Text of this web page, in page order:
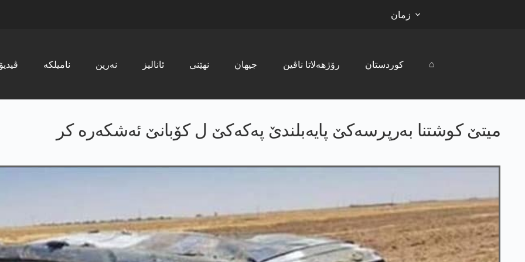
زمان
ڤیدیۆ نامیلکە نەرین ئانالیز نھێنی جیھان رۆژھەلاتا ناڤین کوردستان ⌂
میتێ کوشتنا بەرپرسەکێ پایەبلندێ پەکەکێ ل کۆبانێ ئەشکەرە کر